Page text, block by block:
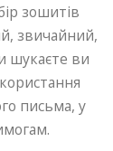
зошитів
звичайний,
шукаєте ви
письма, у